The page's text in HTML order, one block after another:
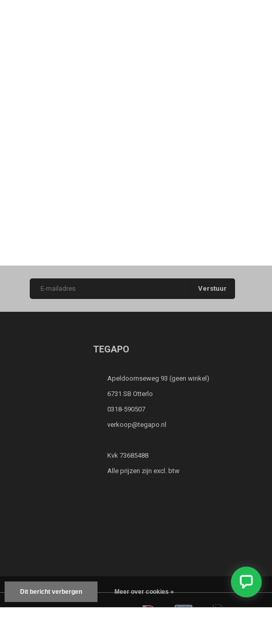
Verstuur
TEGAPO
Apeldoornseweg 93 (geen winkel)
6731 SB Otterlo
0318-590507
verkoop@tegapo.nl
Kvk 73685488
Alle prijzen zijn excl. btw
Dit bericht verbergen Meer over cookies »